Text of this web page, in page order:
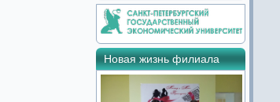
Новая жизнь филиала